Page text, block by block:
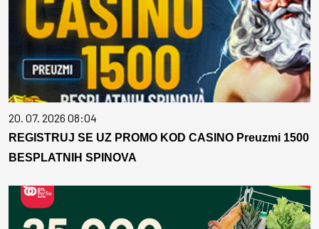
20. 07. 2026 08:04
REGISTRUJ SE UZ PROMO KOD CASINO Preuzmi 1500
BESPLATNIH SPINOVA